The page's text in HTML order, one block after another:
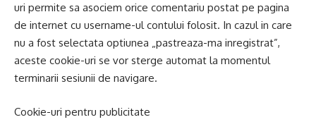
uri permite sa asociem orice comentariu postat pe pagina
de internet cu username-ul contului folosit. In cazul in care
nu a fost selectata optiunea „pastreaza-ma inregistrat”,
aceste cookie-uri se vor sterge automat la momentul
terminarii sesiunii de navigare.
Cookie-uri pentru publicitate